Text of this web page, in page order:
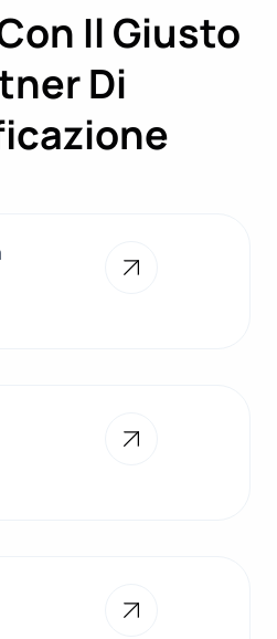
Il Giusto
Di